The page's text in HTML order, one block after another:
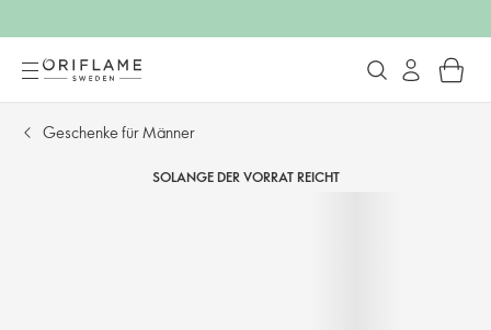
Geschenke für Männer
SOLANGE DER VORRAT REICHT